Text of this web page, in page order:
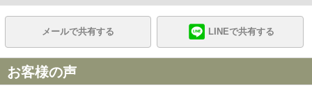
メールで共有する LINEで共有する
お客様の声